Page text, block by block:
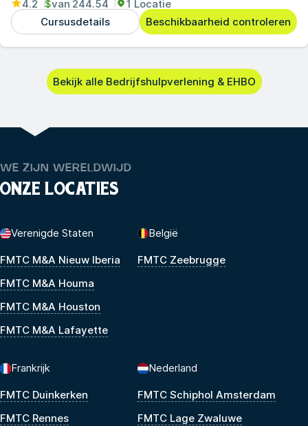
4.2 $van 244.54
1 Locatie
Cursusdetails
Beschikbaarheid controleren
Bekijk alle Bedrijfshulpverlening & EHBO
WE ZIJN WERELDWIJD
ONZE LOCATIES
Verenigde Staten
FMTC M&A Nieuw Iberia
FMTC M&A Houma
FMTC M&A Houston
FMTC M&A Lafayette
België
FMTC Zeebrugge
Frankrijk
FMTC Duinkerken
FMTC Rennes
Nederland
FMTC Schiphol Amsterdam
FMTC Lage Zwaluwe